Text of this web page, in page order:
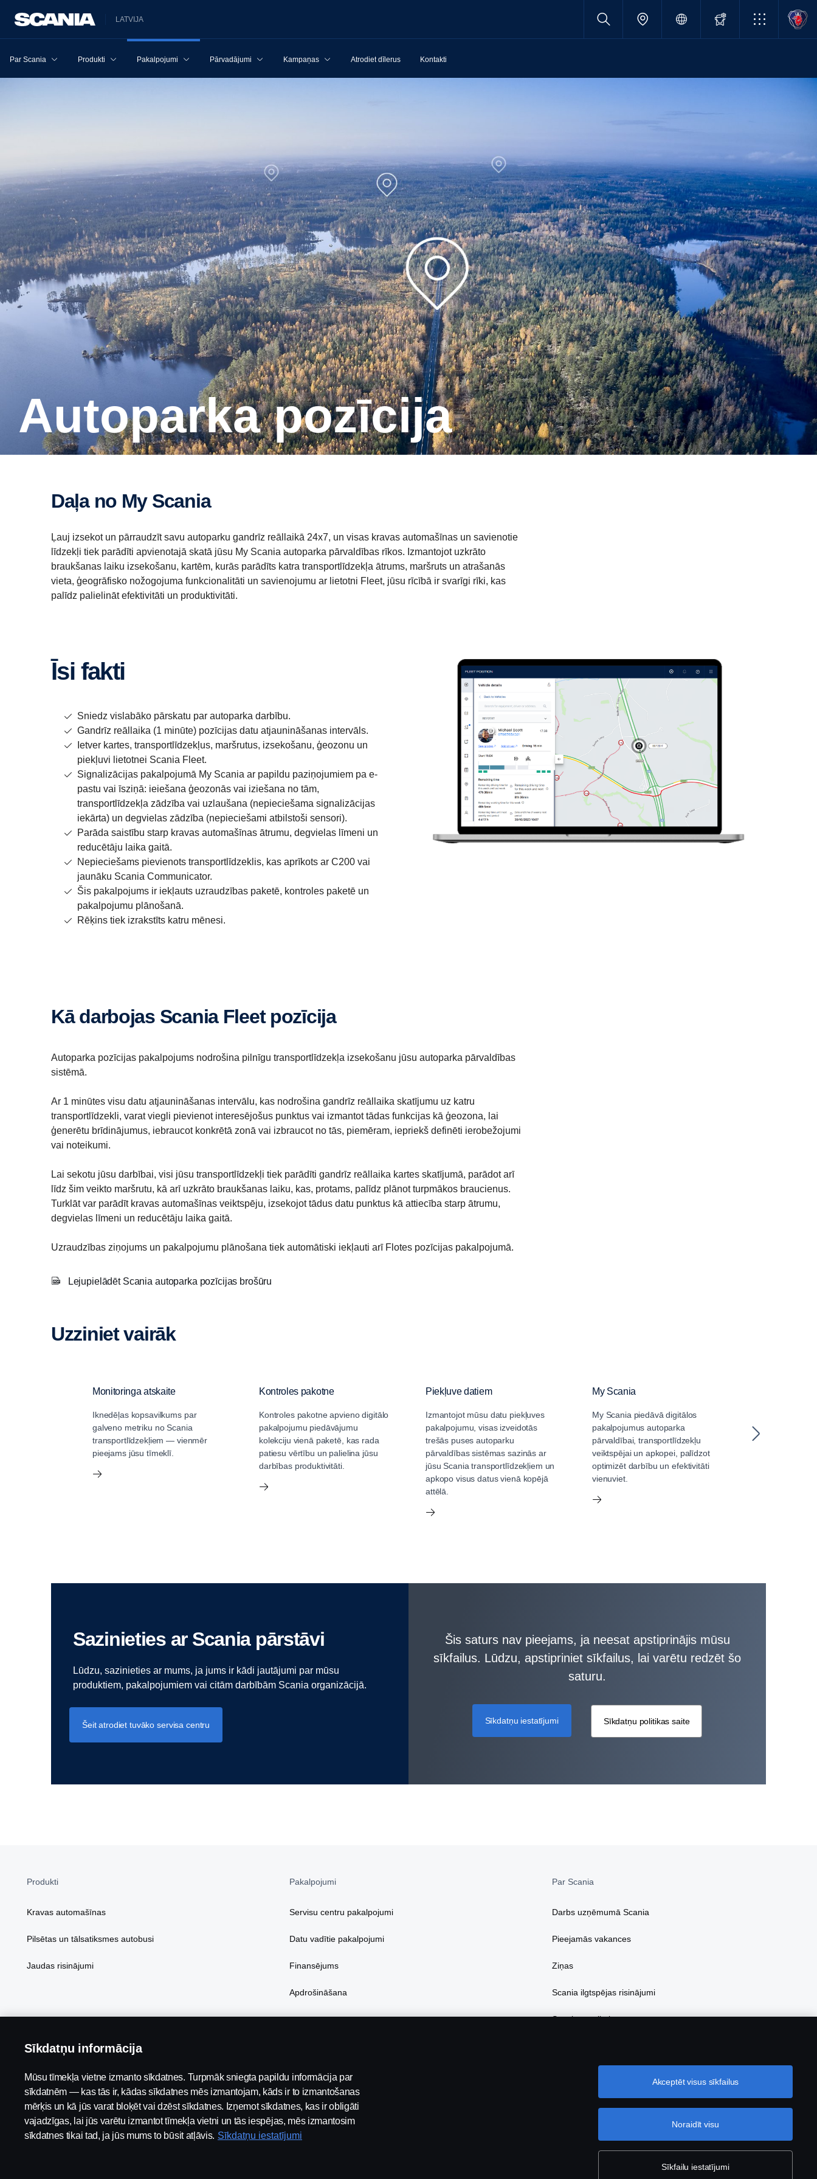
LATVIJA
Par Scania Produkti Pakalpojumi Pārvadājumi Kampaņas Atrodiet dīlerus Kontakti
Autoparka pozīcija
Daļa no My Scania
Ļauj izsekot un pārraudzīt savu autoparku gandrīz reāllaikā 24x7, un visas kravas automašīnas un savienotie
līdzekļi tiek parādīti apvienotajā skatā jūsu My Scania autoparka pārvaldības rīkos. Izmantojot uzkrāto
braukšanas laiku izsekošanu, kartēm, kurās parādīts katra transportlīdzekļa ātrums, maršruts un atrašanās
vieta, ģeogrāfisko nožogojuma funkcionalitāti un savienojumu ar lietotni Fleet, jūsu rīcībā ir svarīgi rīki, kas
palīdz palielināt efektivitāti un produktivitāti.
Īsi fakti
Sniedz vislabāko pārskatu par autoparka darbību.
Gandrīz reāllaika (1 minūte) pozīcijas datu atjaunināšanas intervāls.
Ietver kartes, transportlīdzekļus, maršrutus, izsekošanu, ģeozonu un
piekļuvi lietotnei Scania Fleet.
Signalizācijas pakalpojumā My Scania ar papildu paziņojumiem pa e-
pastu vai īsziņā: ieiešana ģeozonās vai iziešana no tām,
transportlīdzekļa zādzība vai uzlaušana (nepieciešama signalizācijas
iekārta) un degvielas zādzība (nepieciešami atbilstoši sensori).
Parāda saistību starp kravas automašīnas ātrumu, degvielas līmeni un
reducētāju laika gaitā.
Nepieciešams pievienots transportlīdzeklis, kas aprīkots ar C200 vai
jaunāku Scania Communicator.
Šis pakalpojums ir iekļauts uzraudzības paketē, kontroles paketē un
pakalpojumu plānošanā.
Rēķins tiek izrakstīts katru mēnesi.
Kā darbojas Scania Fleet pozīcija
Autoparka pozīcijas pakalpojums nodrošina pilnīgu transportlīdzekļa izsekošanu jūsu autoparka pārvaldības
sistēmā.
Ar 1 minūtes visu datu atjaunināšanas intervālu, kas nodrošina gandrīz reāllaika skatījumu uz katru
transportlīdzekli, varat viegli pievienot interesējošus punktus vai izmantot tādas funkcijas kā ģeozona, lai
ģenerētu brīdinājumus, iebraucot konkrētā zonā vai izbraucot no tās, piemēram, iepriekš definēti ierobežojumi
vai noteikumi.
Lai sekotu jūsu darbībai, visi jūsu transportlīdzekļi tiek parādīti gandrīz reāllaika kartes skatījumā, parādot arī
līdz šim veikto maršrutu, kā arī uzkrāto braukšanas laiku, kas, protams, palīdz plānot turpmākos braucienus.
Turklāt var parādīt kravas automašīnas veiktspēju, izsekojot tādus datu punktus kā attiecība starp ātrumu,
degvielas līmeni un reducētāju laika gaitā.
Uzraudzības ziņojums un pakalpojumu plānošana tiek automātiski iekļauti arī Flotes pozīcijas pakalpojumā.
Lejupielādēt Scania autoparka pozīcijas brošūru
Uzziniet vairāk
Monitoringa atskaite
Iknedēļas kopsavilkums par
galveno metriku no Scania
transportlīdzekļiem — vienmēr
pieejams jūsu tīmeklī.
Kontroles pakotne
Kontroles pakotne apvieno digitālo
pakalpojumu piedāvājumu
kolekciju vienā paketē, kas rada
patiesu vērtību un palielina jūsu
darbības produktivitāti.
Piekļuve datiem
Izmantojot mūsu datu piekļuves
pakalpojumu, visas izveidotās
trešās puses autoparku
pārvaldības sistēmas sazinās ar
jūsu Scania transportlīdzekļiem un
apkopo visus datus vienā kopējā
attēlā.
My Scania
My Scania piedāvā digitālos
pakalpojumus autoparka
pārvaldībai, transportlīdzekļu
veiktspējai un apkopei, palīdzot
optimizēt darbību un efektivitāti
vienuviet.
Sazinieties ar Scania pārstāvi
Lūdzu, sazinieties ar mums, ja jums ir kādi jautājumi par mūsu
produktiem, pakalpojumiem vai citām darbībām Scania organizācijā.
Šeit atrodiet tuvāko servisa centru
Šis saturs nav pieejams, ja neesat apstiprinājis mūsu
sīkfailus. Lūdzu, apstipriniet sīkfailus, lai varētu redzēt šo
saturu.
Sīkdatņu iestatījumi Sīkdatņu politikas saite
Produkti
Kravas automašīnas
Pilsētas un tālsatiksmes autobusi
Jaudas risinājumi
Pakalpojumi
Servisu centru pakalpojumi
Datu vadītie pakalpojumi
Finansējums
Apdrošināšana
Par Scania
Darbs uzņēmumā Scania
Pieejamās vakances
Ziņas
Scania ilgtspējas risinājumi
Scania e-veikals
Sīkdatņu informācija
Mūsu tīmekļa vietne izmanto sīkdatnes. Turpmāk sniegta papildu informācija par
sīkdatnēm — kas tās ir, kādas sīkdatnes mēs izmantojam, kāds ir to izmantošanas
mērķis un kā jūs varat bloķēt vai dzēst sīkdatnes. Izņemot sīkdatnes, kas ir obligāti
vajadzīgas, lai jūs varētu izmantot tīmekļa vietni un tās iespējas, mēs izmantosim
sīkdatnes tikai tad, ja jūs mums to būsit atļāvis. Sīkdatņu iestatījumi
Sīkfailu iestatījumi
Noraidīt visu
Akceptēt visus sīkfailus